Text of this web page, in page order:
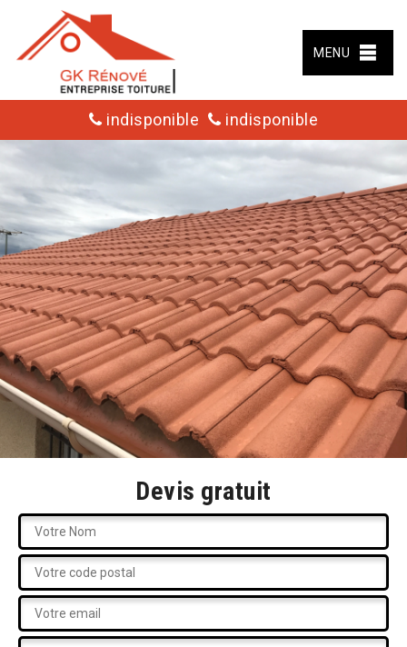
MENU
indisponible indisponible
Devis gratuit